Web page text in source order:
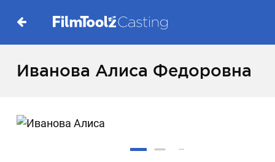
Иванова Алиса Федоровна